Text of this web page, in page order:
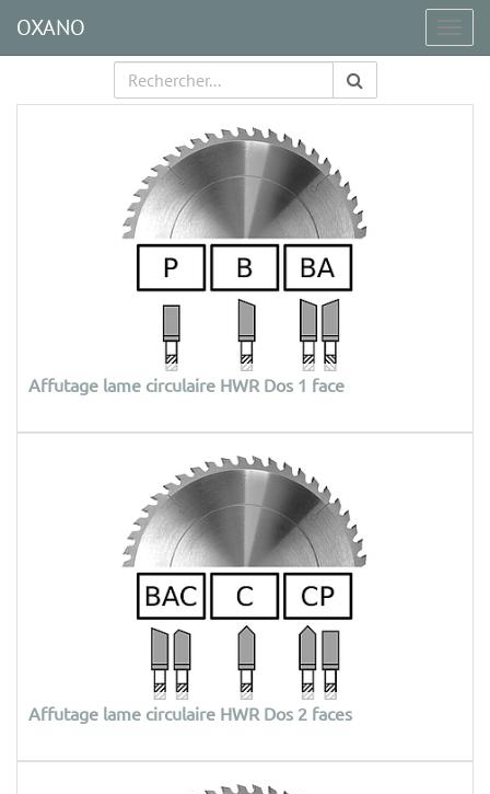
OXANO
Affutage lame circulaire HWR Dos 1 face
Affutage lame circulaire HWR Dos 2 faces